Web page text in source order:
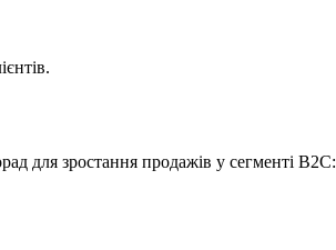
для зростання продажів у сегменті B2C: